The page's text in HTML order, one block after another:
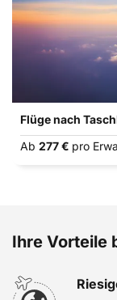
Flüge nach
Ab 277 € pro
Ihre Vorteile